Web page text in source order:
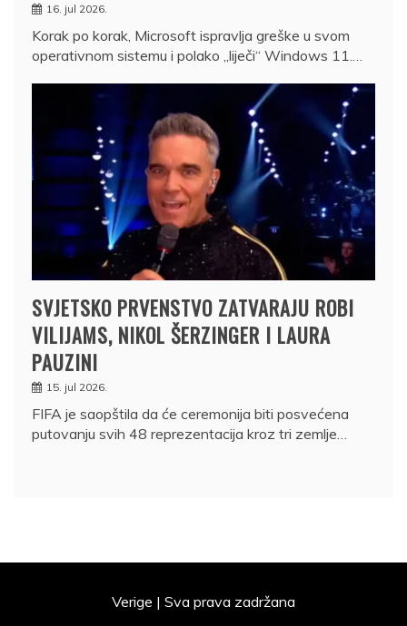
16. jul 2026.
Korak po korak, Microsoft ispravlja greške u svom
operativnom sistemu i polako „liječi“ Windows 11.…
SVJETSKO PRVENSTVO ZATVARAJU ROBI
VILIJAMS, NIKOL ŠERZINGER I LAURA
PAUZINI
15. jul 2026.
FIFA je saopštila da će ceremonija biti posvećena
putovanju svih 48 reprezentacija kroz tri zemlje…
Verige | Sva prava zadržana